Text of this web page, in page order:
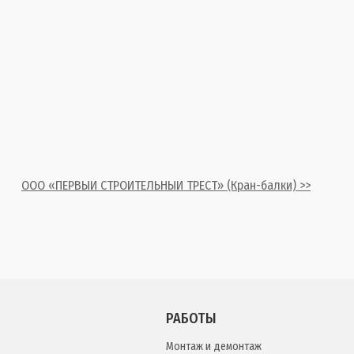
ООО «ПЕРВЫЙ СТРОИТЕЛЬНЫЙ ТРЕСТ» (Кран-балки) >>
РАБОТЫ
Монтаж и демонтаж